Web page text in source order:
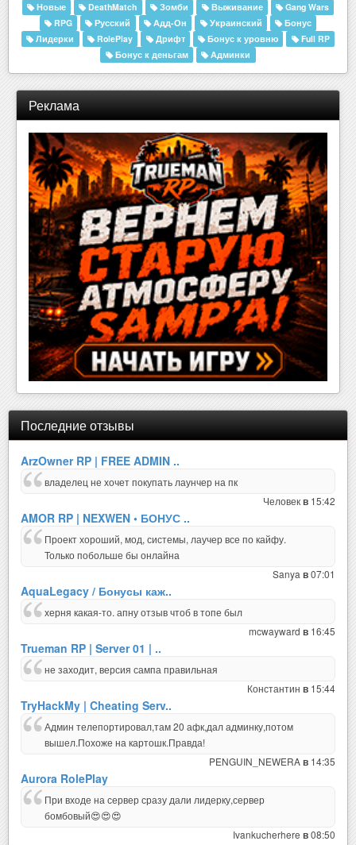
Новые DeathMatch Зомби Выживание
Gang Wars
RPG
Русский Адд-Он Украинский
Бонус
Лидерки
RolePlay Дрифт Бонус к уровню
Full RP
Бонус к деньгам
Админки
Реклама
Последние отзывы
ArzOwner RP | FREE ADMIN ..
владелец не хочет покупать лаунчер на пк
Человекв 15:42
AMOR RP | NEXWEN • БОНУС ..
Проект хороший, мод, системы, лаучер все по кайфу.
Только побольше бы онлайна
Sanya в07:01
AquaLegacy / Бонусы каж..
херня какая-то. апну отзыв чтоб в топе был
mcwayward в 16:45
Trueman RP | Server 01 | ..
не заходит, версия сампа правильная
Константин в 15:44
TryHackMy | Cheating Serv..
Админ телепортировал,там 20 афк,дал админку,потом
вышел.Похоже на картошк.Правда!
PENGUIN_NEWERAв 14:35
Aurora RolePlay
При входе на сервер сразу дали лидерку,сервер
бомбовый😍😍😍
Ivankucherhere в08:50